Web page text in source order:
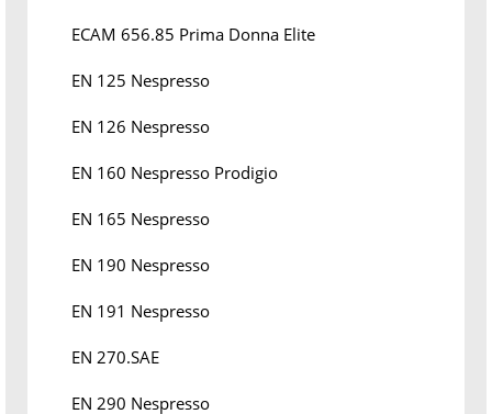
ECAM 656.85 Prima Donna Elite
EN 125 Nespresso
EN 126 Nespresso
EN 160 Nespresso Prodigio
EN 165 Nespresso
EN 190 Nespresso
EN 191 Nespresso
EN 270.SAE
EN 290 Nespresso